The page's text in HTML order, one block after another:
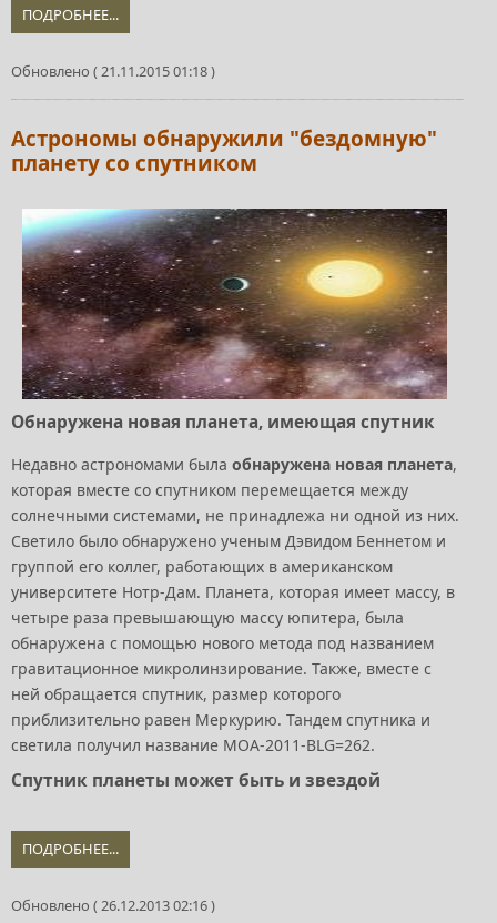
ПОДРОБНЕЕ...
Обновлено ( 21.11.2015 01:18 )
Астрономы обнаружили "бездомную"
планету со спутником
Обнаружена новая планета, имеющая спутник
Недавно астрономами была обнаружена новая планета,
которая вместе со спутником перемещается между
солнечными системами, не принадлежа ни одной из них.
Светило было обнаружено ученым Дэвидом Беннетом и
группой его коллег, работающих в американском
университете Нотр-Дам. Планета, которая имеет массу, в
четыре раза превышающую массу юпитера, была
обнаружена с помощью нового метода под названием
гравитационное микролинзирование. Также, вместе с
ней обращается спутник, размер которого
приблизительно равен Меркурию. Тандем спутника и
светила получил название МОА-2011-ВLG=262.
Спутник планеты может быть и звездой
ПОДРОБНЕЕ...
Обновлено ( 26.12.2013 02:16 )